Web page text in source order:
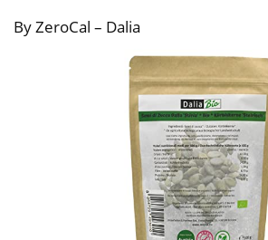
By ZeroCal – Dalia